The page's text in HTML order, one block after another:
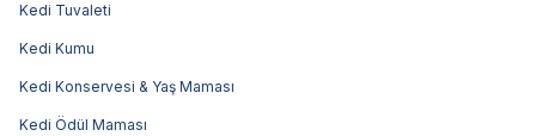
Kedi Tuvaleti
Kedi Kumu
Kedi Konservesi & Yaş Maması
Kedi Ödül Maması